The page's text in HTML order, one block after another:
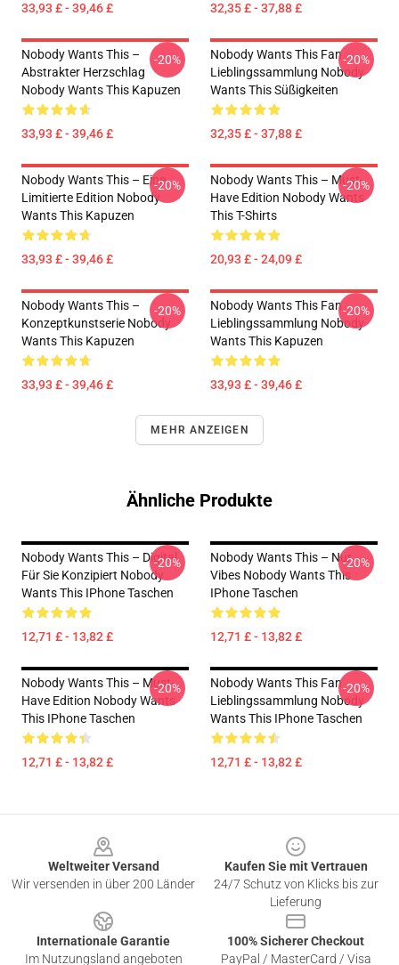
33,93 £ - 39,46 £ 32,35 £ - 37,88 £
Nobody Wants This –
Abstrakter Herzschlag
Nobody Wants This Kapuzen
33,93 £ - 39,46 £
-20%
Nobody Wants This Fan
Lieblingssammlung Nobody
Wants This Süßigkeiten
32,35 £ - 37,88 £
-20%
Nobody Wants This – Eine
Limitierte Edition Nobody
Wants This Kapuzen
33,93 £ - 39,46 £
-20%
Nobody Wants This – Must-
Have Edition Nobody Wants
This T-Shirts
20,93 £ - 24,09 £
-20%
Nobody Wants This –
Konzeptkunstserie Nobody
Wants This Kapuzen
33,93 £ - 39,46 £
-20%
Nobody Wants This Fan
Lieblingssammlung Nobody
Wants This Kapuzen
33,93 £ - 39,46 £
-20%
MEHR ANZEIGEN
Ähnliche Produkte
Nobody Wants This – Digital
Für Sie Konzipiert Nobody
Wants This IPhone Taschen
12,71 £ - 13,82 £
-20%
Nobody Wants This – Nur
Vibes Nobody Wants This
IPhone Taschen
12,71 £ - 13,82 £
-20%
Nobody Wants This – Must-
Have Edition Nobody Wants
This IPhone Taschen
12,71 £ - 13,82 £
-20%
Nobody Wants This Fan
Lieblingssammlung Nobody
Wants This IPhone Taschen
12,71 £ - 13,82 £
-20%
Weltweiter Versand
Wir versenden in über 200 Länder
Kaufen Sie mit Vertrauen
24/7 Schutz von Klicks bis zur
Lieferung
Internationale Garantie
Im Nutzungsland angeboten
100% Sicherer Checkout
PayPal / MasterCard / Visa